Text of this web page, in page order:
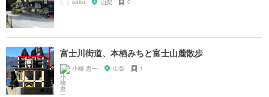
富士川街道、本栖みちと富士山麓散歩
小柳 恵一 山梨 1